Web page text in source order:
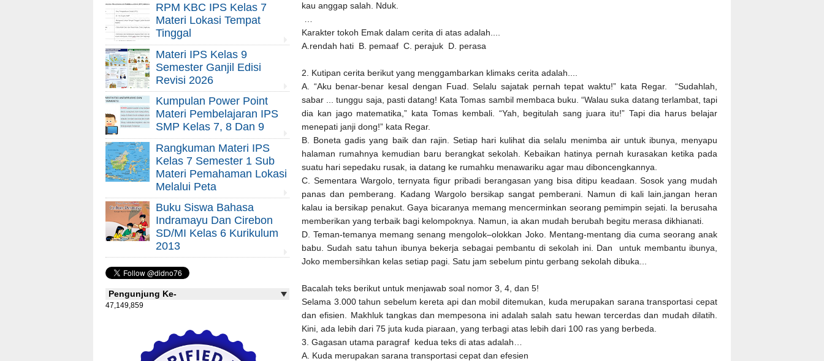
kau anggap salah. Nduk.
Karakter tokoh Emak dalam cerita di atas adalah....
A.rendah hati B. pemaaf C. perajuk D. perasa
2. Kutipan cerita berikut yang menggambarkan klimaks cerita adalah....
A. “Aku benar-benar kesal dengan Fuad. Selalu sajatak pernah tepat waktu!” kata Regar. “Sudahlah,
sabar ... tunggu saja, pasti datang! Kata Tomas sambil membaca buku. “Walau suka datang terlambat, tapi
dia kan jago matematika,” kata Tomas kembali. “Yah, begitulah sang juara itu!” Tapi dia harus belajar
menepati janji dong!” kata Regar.
B. Boneta gadis yang baik dan rajin. Setiap hari kulihat dia selalu menimba air untuk ibunya, menyapu
halaman rumahnya kemudian baru berangkat sekolah. Kebaikan hatinya pernah kurasakan ketika pada
suatu hari sepedaku rusak, ia datang ke rumahku menawariku agar mau diboncengkannya.
C. Sementara Wargolo, ternyata figur pribadi berangasan yang bisa ditipu keadaan. Sosok yang mudah
panas dan pemberang. Kadang Wargolo bersikap sangat pemberani. Namun di kali lain,jangan heran
kalau ia bersikap penakut. Gaya bicaranya memang mencerminkan seorang pemimpin sejati. Ia berusaha
memberikan yang terbaik bagi kelompoknya. Namun, ia akan mudah berubah begitu merasa dikhianati.
D. Teman-temanya memang senang mengolok–olokkan Joko. Mentang-mentang dia cuma seorang anak
babu. Sudah satu tahun ibunya bekerja sebagai pembantu di sekolah ini. Dan untuk membantu ibunya,
Joko membersihkan kelas setiap pagi. Satu jam sebelum pintu gerbang sekolah dibuka...
Bacalah teks berikut untuk menjawab soal nomor 3, 4, dan 5!
Selama 3.000 tahun sebelum kereta api dan mobil ditemukan, kuda merupakan sarana transportasi cepat
dan efisien. Makhluk tangkas dan mempesona ini adalah salah satu hewan tercerdas dan mudah dilatih.
Kini, ada lebih dari 75 juta kuda piaraan, yang terbagi atas lebih dari 100 ras yang berbeda.
3. Gagasan utama paragraf kedua teks di atas adalah…
A. Kuda merupakan sarana transportasi cepat dan efesien
RPM KBC IPS Kelas 7
Materi Lokasi Tempat
Tinggal
Materi IPS Kelas 9
Semester Ganjil Edisi
Revisi 2026
Kumpulan Power Point
Materi Pembelajaran IPS
SMP Kelas 7, 8 Dan 9
Rangkuman Materi IPS
Kelas 7 Semester 1 Sub
Materi Pemahaman Lokasi
Melalui Peta
Buku Siswa Bahasa
Indramayu Dan Cirebon
SD/MI Kelas 6 Kurikulum
2013
Pengunjung Ke-
47,149,859